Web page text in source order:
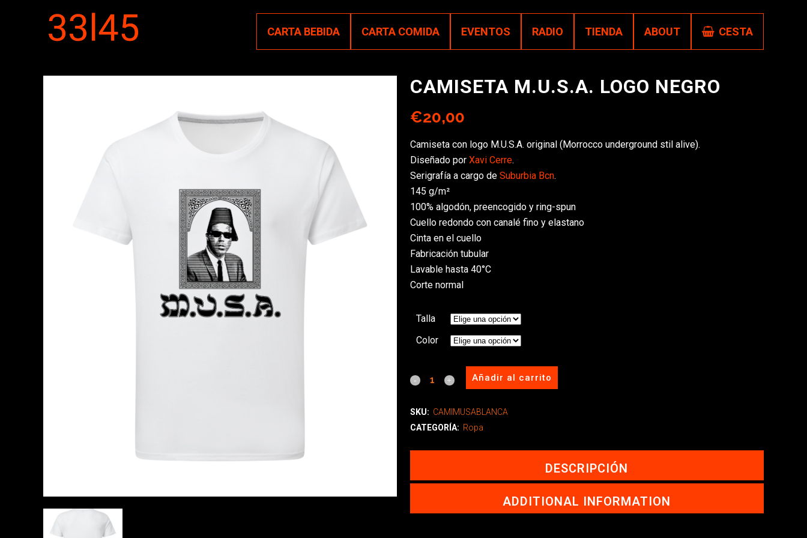
CARTA BEBIDA CARTA COMIDA EVENTOS RADIO TIENDA ABOUT CESTA
CAMISETA M.U.S.A. LOGO NEGRO
€20,00
Camiseta con logo M.U.S.A. original (Morrocco underground stil alive).
Diseñado por Xavi Cerre.
Serigrafía a cargo de Suburbia Bcn.
145 g/m²
100% algodón, preencogido y ring-spun
Cuello redondo con canalé fino y elastano
Cinta en el cuello
Fabricación tubular
Lavable hasta 40°C
Corte normal
Talla
Color
Añadir al carrito
SKU: CAMIMUSABLANCA
CATEGORÍA: Ropa
DESCRIPCIÓN
ADDITIONAL INFORMATION